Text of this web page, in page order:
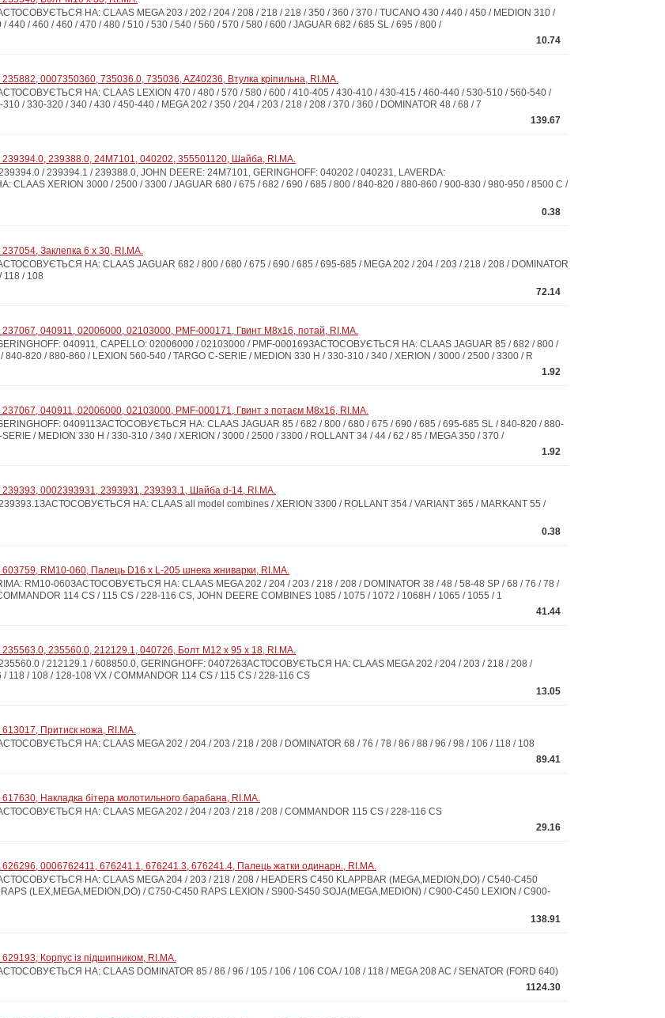
НА: CLAAS MEGA 203 / 202 / 204 / 208 / 218 / 218 / 350 / 360 / 370 / TUCANO 430 / 440 / 450 / MEDION 310 /
440 / 460 / 460 / 470 / 480 / 510 / 530 / 540 / 560 / 570 / 580 / 600 / JAGUAR 682 / 685 SL / 695 / 800 /
10.74
0007350360, 735036.0, 735036, AZ40236, Втулка кріпильна, RI.MA.
НА: CLAAS LEXION 470 / 480 / 570 / 580 / 600 / 410-405 / 430-410 / 430-415 / 460-440 / 530-510 / 560-540 /
/ 330-320 / 340 / 430 / 450-440 / MEGA 202 / 350 / 204 / 203 / 218 / 208 / 370 / 360 / DOMINATOR 48 / 68 / 7
139.67
239388.0, 24M7101, 040202, 355501120, Шайба, RI.MA.
/ 239394.1 / 239388.0, JOHN DEERE: 24M7101, GERINGHOFF: 040202 / 040231, LAVERDA:
XERION 3000 / 2500 / 3300 / JAGUAR 680 / 675 / 682 / 690 / 685 / 800 / 840-820 / 880-860 / 900-830 / 980-950 / 8500 C /
0.38
Заклепка 6 x 30, RI.MA.
НА: CLAAS JAGUAR 682 / 800 / 680 / 675 / 690 / 685 / 695-685 / MEGA 202 / 204 / 203 / 218 / 208 / DOMINATOR
118 / 108
72.14
040911, 02006000, 02103000, PMF-000171, Гвинт M8x16, потай, RI.MA.
040911, CAPELLO: 02006000 / 02103000 / PMF-000169ЗАСТОСОВУЄТЬСЯ НА: CLAAS JAGUAR 85 / 682 / 800 /
820 / 880-860 / LEXION 560-540 / TARGO C-SERIE / MEDION 330 H / 330-310 / 340 / XERION / 3000 / 2500 / 3300 / R
1.92
040911, 02006000, 02103000, PMF-000171, Гвинт з потаєм M8x16, RI.MA.
040911ЗАСТОСОВУЄТЬСЯ НА: CLAAS JAGUAR 85 / 682 / 800 / 680 / 675 / 690 / 685 / 695-685 SL / 840-820 / 880-
/ MEDION 330 H / 330-310 / 340 / XERION / 3000 / 2500 / 3300 / ROLLANT 34 / 44 / 62 / 85 / MEGA 350 / 370 /
1.92
0002393931, 2393931, 239393.1, Шайба d-14, RI.MA.
НА: CLAAS all model combines / XERION 3300 / ROLLANT 354 / VARIANT 365 / MARKANT 55 /
0.38
RM10-060, Палець D16 x L-205 шнека жниварки, RI.MA.
RM10-060ЗАСТОСОВУЄТЬСЯ НА: CLAAS MEGA 202 / 204 / 203 / 218 / 208 / DOMINATOR 38 / 48 / 58-48 SP / 68 / 76 / 78 /
114 CS / 115 CS / 228-116 CS, JOHN DEERE COMBINES 1085 / 1075 / 1072 / 1068H / 1065 / 1055 / 1
41.44
235560.0, 212129.1, 040726, Болт М12 x 95 x 18, RI.MA.
/ 212129.1 / 608850.0, GERINGHOFF: 040726ЗАСТОСОВУЄТЬСЯ НА: CLAAS MEGA 202 / 204 / 203 / 218 / 208 /
/ 118 / 108 / 128-108 VX / COMMANDOR 114 CS / 115 CS / 228-116 CS
13.05
Притиск ножа, RI.MA.
НА: CLAAS MEGA 202 / 204 / 203 / 218 / 208 / DOMINATOR 68 / 76 / 78 / 86 / 88 / 96 / 98 / 106 / 118 / 108
89.41
Накладка бітера молотильного барабана, RI.MA.
НА: CLAAS MEGA 202 / 204 / 203 / 218 / 208 / COMMANDOR 115 CS / 228-116 CS
29.16
0006762411, 676241.1, 676241.3, 676241.4, Палець жатки одинарн., RI.MA.
НА: CLAAS MEGA 204 / 203 / 218 / 208 / HEADERS C450 KLAPPBAR (MEGA,MEDION,DO) / C540-C450
(LEX,MEGA,MEDION,DO) / C750-C450 RAPS LEXION / S900-S450 SOJA(MEGA,MEDION) / C900-C450 LEXION / C900-
138.91
Корпус із підшипником, RI.MA.
НА: CLAAS DOMINATOR 85 / 86 / 96 / 105 / 106 / 106 COA / 108 / 118 / MEGA 208 AC / SENATOR (FORD 640)
1124.30